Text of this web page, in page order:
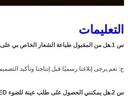
التعليمات
س 1.هل من المقبول طباعة الشعار الخاص بي على منتج ضوء LED؟
ج: نعم.يرجى إبلاغنا رسميًا قبل إنتاجنا وتأكيد
س 2.هل يمكنني الحصول على طلب عينة للضوء LED؟